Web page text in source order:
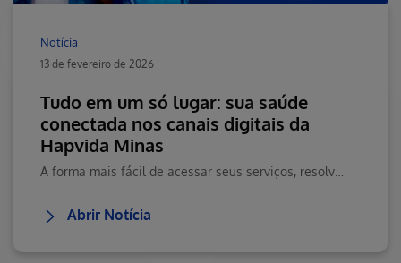
Notícia
13 de fevereiro de 2026
Tudo em um só lugar: sua saúde
conectada nos canais digitais da
Hapvida Minas
Abrir Notícia